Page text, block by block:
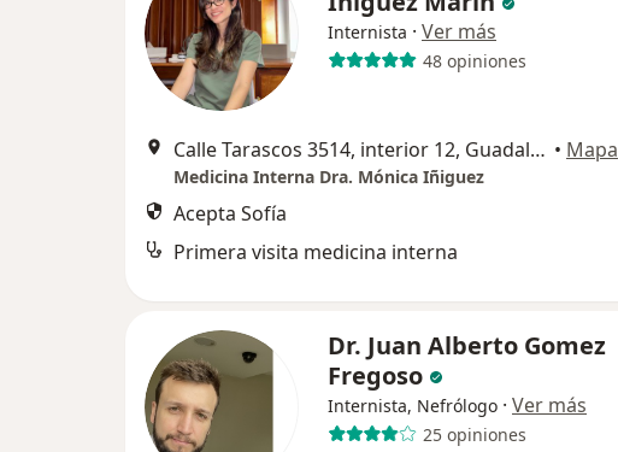
Internista · Ver más
48 opiniones
Calle Tarascos 3514, interior 12, Guadalajara • Mapa
Medicina Interna Dra. Mónica Iñiguez
Acepta Sofía
Primera visita medicina interna
Dr. Juan Alberto Gomez
Fregoso
Internista, Nefrólogo · Ver más
25 opiniones